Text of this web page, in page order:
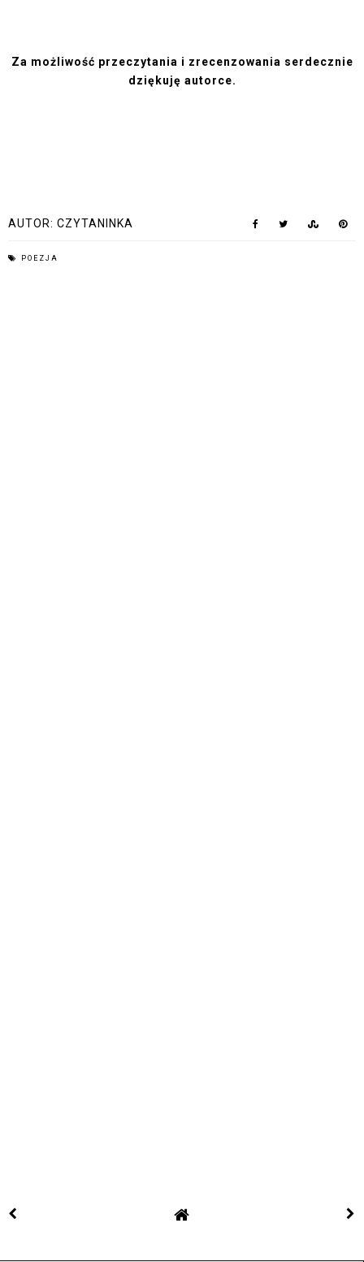
Za możliwość przeczytania i zrecenzowania serdecznie
dziękuję autorce.
AUTOR: CZYTANINKA
POEZJA